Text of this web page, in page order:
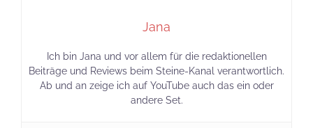
Jana
Ich bin Jana und vor allem für die redaktionellen
Beiträge und Reviews beim Steine-Kanal verantwortlich.
Ab und an zeige ich auf YouTube auch das ein oder
andere Set.